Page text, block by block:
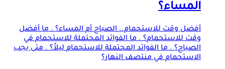
المساء؟
أفضل وقت للاستحمام.. الصباح أم المساء؟ . ما أفضل
وقت للاستحمام؟ . ما الفوائد المحتملة للاستحمام في
الصباح؟ . ما الفوائد المحتملة للاستحمام ليلاً؟ . متى يجب
الاستحمام في منتصف النهار؟